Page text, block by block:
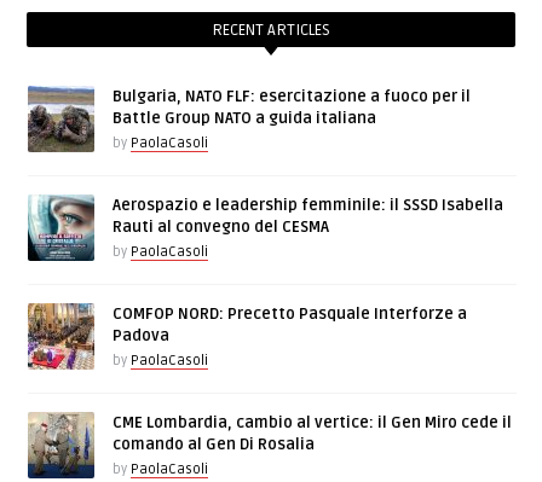
RECENT ARTICLES
Bulgaria, NATO FLF: esercitazione a fuoco per il
Battle Group NATO a guida italiana
by PaolaCasoli
Aerospazio e leadership femminile: il SSSD Isabella
Rauti al convegno del CESMA
by PaolaCasoli
COMFOP NORD: Precetto Pasquale Interforze a
Padova
by PaolaCasoli
CME Lombardia, cambio al vertice: il Gen Miro cede il
comando al Gen Di Rosalia
by PaolaCasoli